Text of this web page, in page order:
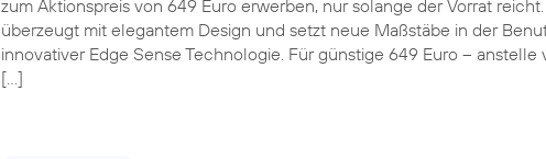
zum Aktionspreis von 649 Euro erwerben, nur solange der Vorrat reicht.
überzeugt mit elegantem Design und setzt neue Maßstäbe in der
innovativer Edge Sense Technologie. Für günstige 649 Euro – anstelle
[…]